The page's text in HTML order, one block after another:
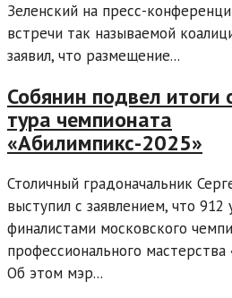
Зеленский на пресс-
встречи так называемой
заявил, что размещение...
Собянин подвел итоги
тура чемпионата
«Абилимпикс-2025»
Столичный градоначальник
выступил с заявлением, что 912
финалистами московского
профессионального
Об этом мэр...